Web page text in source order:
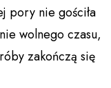
pory nie gościła
wolnego czasu,
zakończą się